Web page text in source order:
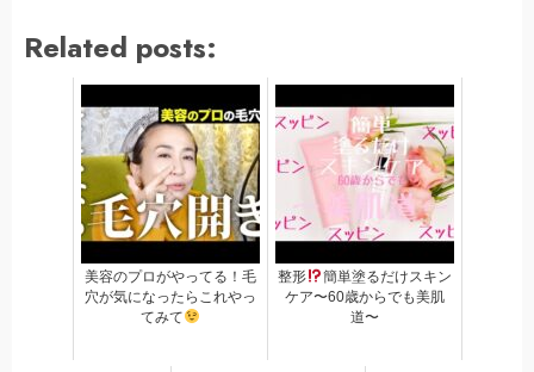
Related posts:
美容のプロがやってる！毛
穴が気になったらこれやっ
てみて
整形
簡単塗るだけスキン
ケア〜60歳からでも美肌
道〜